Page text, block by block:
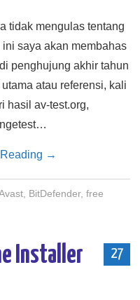
tidak mengulas tentang
saya akan membahas
penghujung akhir tahun
atau referensi, kali
hasil av-test.org,
→
, BitDefender, free
27
Installer